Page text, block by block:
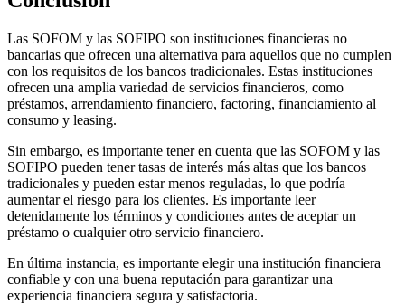
Las SOFOM y las SOFIPO son instituciones financieras no
bancarias que ofrecen una alternativa para aquellos que no cumplen
con los requisitos de los bancos tradicionales. Estas instituciones
ofrecen una amplia variedad de servicios financieros, como
préstamos, arrendamiento financiero, factoring, financiamiento al
consumo y leasing.
Sin embargo, es importante tener en cuenta que las SOFOM y las
SOFIPO pueden tener tasas de interés más altas que los bancos
tradicionales y pueden estar menos reguladas, lo que podría
aumentar el riesgo para los clientes. Es importante leer
detenidamente los términos y condiciones antes de aceptar un
préstamo o cualquier otro servicio financiero.
En última instancia, es importante elegir una institución financiera
confiable y con una buena reputación para garantizar una
experiencia financiera segura y satisfactoria.